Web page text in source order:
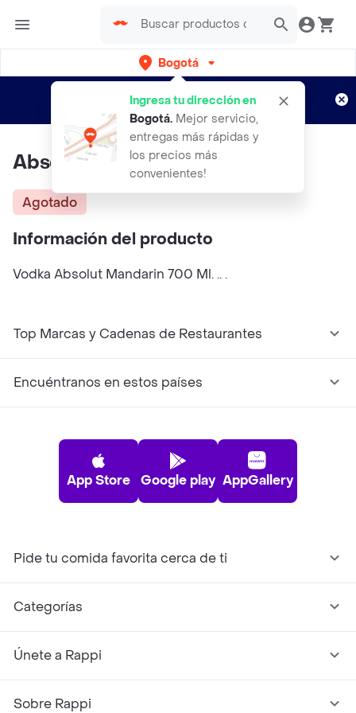
Bogotá
Ingresa tu dirección en
Bogotá. Mejor servicio,
entregas más rápidas y
los precios más
convenientes!
envíos gratis por semanas
Aplican TyC
Absolut Mandarin
Agotado
Información del producto
Vodka Absolut Mandarin 700 Ml. .. .
Top Marcas y Cadenas de Restaurantes
Encuéntranos en estos países
App Store Google play AppGallery
Pide tu comida favorita cerca de ti
Categorías
Únete a Rappi
Sobre Rappi